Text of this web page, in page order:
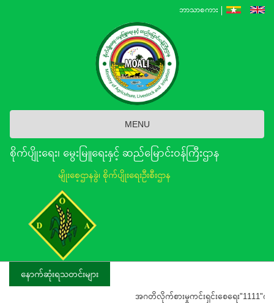
ဘာသာစကား
MENU
စိုက်ပျိုးရေး၊ မွေးမြူရေးနှင့် ဆည်မြောင်း၀န်ကြီးဌာန
မျိုးစေ့ဌာနခွဲ၊ စိုက်ပျိုးရေးဦးစီးဌာန
နောက်ဆုံးရသတင်းများ
အဂတိလိုက်စားမှုကင်းရှင်းစေရေး"1111"ကို ဖ